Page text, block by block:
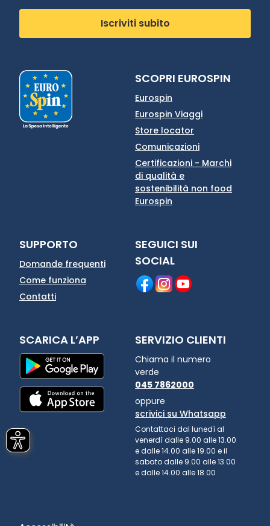
Iscriviti subito
SCOPRI EUROSPIN
Eurospin
Eurospin Viaggi
Store locator
Comunicazioni
Certificazioni - Marchi
di qualità e
sostenibilità non food
Eurospin
SUPPORTO
Domande frequenti
Come funziona
Contatti
SEGUICI SUI
SOCIAL
SCARICA L’APP SERVIZIO CLIENTI
Chiama il numero
verde
045 7862000
oppure
scrivici su Whatsapp
Contattaci dal lunedì al
venerdì dalle 9.00 alle 13.00
e dalle 14.00 alle 19.00 e il
sabato dalle 9.00 alle 13.00
e dalle 14.00 alle 18.00